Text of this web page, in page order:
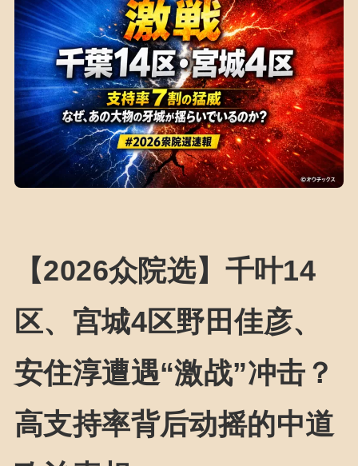
【2026众院选】千叶14
区、宫城4区野田佳彦、
安住淳遭遇“激战”冲击？
高支持率背后动摇的中道